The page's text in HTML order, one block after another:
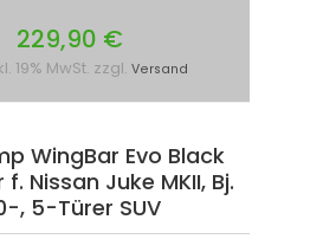
229,90 €
19% MwSt. zzgl. Versand
WingBar Evo Black
Nissan Juke MKII, Bj.
, 5-Türer SUV